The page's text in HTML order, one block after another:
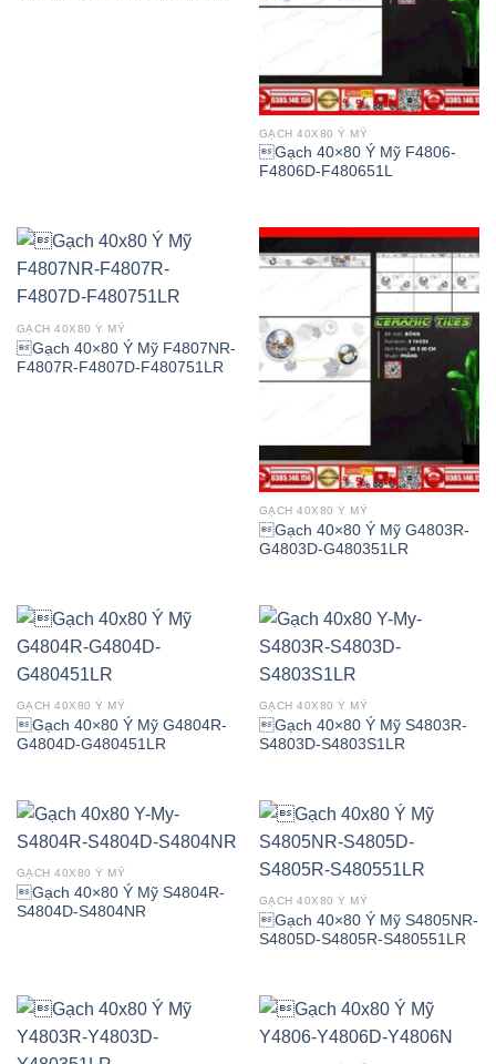
GẠCH 40X80 Ý MỸ
Gạch 40×80 Ý Mỹ F4806-
F4806D-F480651L
GẠCH 40X80 Ý MỸ
Gạch 40×80 Ý Mỹ F4807NR-
F4807R-F4807D-F480751LR
GẠCH 40X80 Ý MỸ
Gạch 40×80 Ý Mỹ G4803R-
G4803D-G480351LR
GẠCH 40X80 Ý MỸ
Gạch 40×80 Ý Mỹ G4804R-
G4804D-G480451LR
GẠCH 40X80 Ý MỸ
Gạch 40×80 Ý Mỹ S4803R-
S4803D-S4803S1LR
GẠCH 40X80 Ý MỸ
Gạch 40×80 Ý Mỹ S4804R-
S4804D-S4804NR
GẠCH 40X80 Ý MỸ
Gạch 40×80 Ý Mỹ S4805NR-
S4805D-S4805R-S480551LR